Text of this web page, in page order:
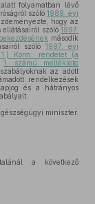
folyamatban lévő
szóló 1989. évi
hogy az
ellátásairól szóló 1997.
második
szóló 1997. évi
Korm. rendelet (a
1. számú melléklete
az adott
rendelkezések
és a hátrányos
miniszter.
a következő